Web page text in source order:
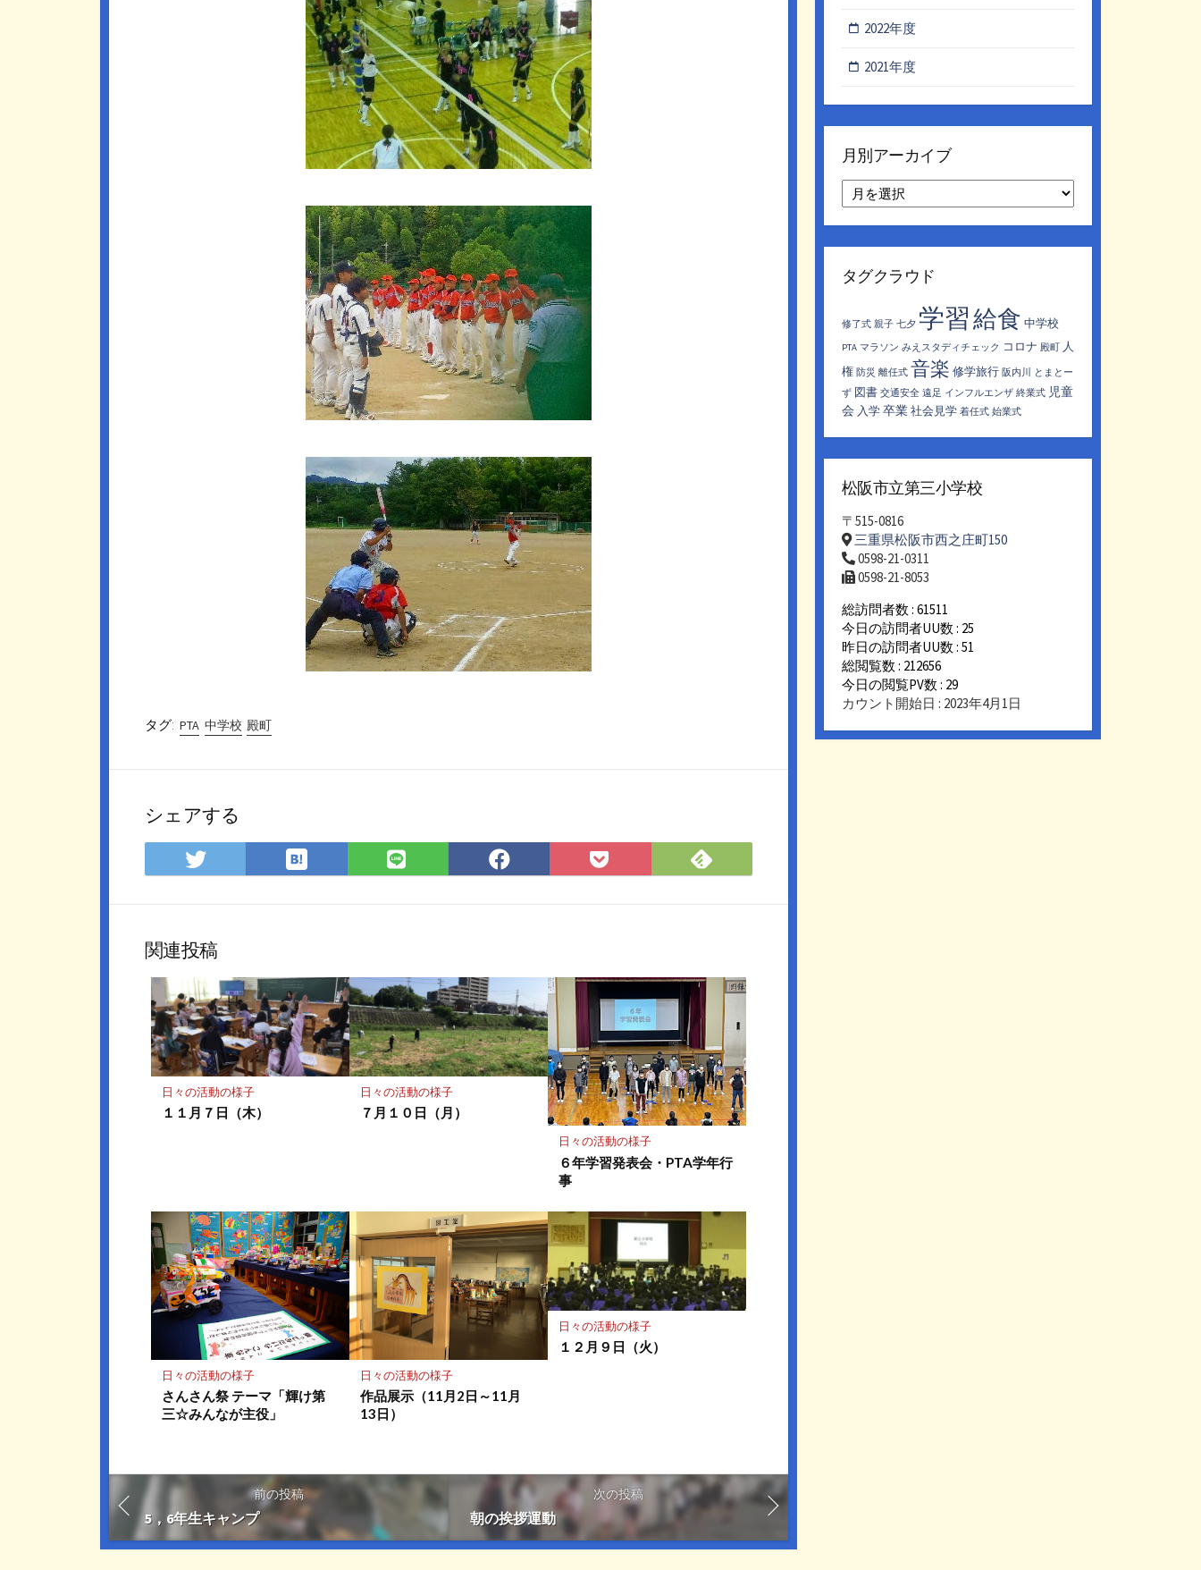
タグ: PTA 中学校 殿町
シェアする
Twitter
で
ア
は
て
マ
ー
ク
に
保
LINE
で
Facebook
で
Pocket
に
Feedly
で
関連投稿
日々の活動の様子
１１月７日（木）
日々の活動の様子
７月１０日（月）
日々の活動の様子
６年学習発表会・PTA学年行
事
日々の活動の様子
さんさん祭 テーマ「輝け第
三☆みんなが主役」
日々の活動の様子
作品展示（11月2日～11月
13日）
日々の活動の様子
１２月９日（火）
前の投稿
5，6年生キャンプ
次の投稿
朝の挨拶運動
2022年度
2021年度
月別アーカイブ
別
ア
ー
イ
タグクラウド
修了式 親子 七夕 学習給食 中学校
PTA マラソン みえスタディチェック コロナ 殿町 人
権 防災 離任式 音楽 修学旅行 阪内川
とまとー
ず 図書 交通安全 遠足 インフルエンザ 終業式 児童
会 入学 卒業 社会見学 着任式 始業式
松阪市立第三小学校
〒515-0816
三重県松阪市西之庄町150
0598-21-0311
0598-21-8053
総訪問者数 : 61511
今日の訪問者UU数 : 25
昨日の訪問者UU数 : 51
総閲覧数 : 212656
今日の閲覧PV数 : 29
カウント開始日 : 2023年4月1日